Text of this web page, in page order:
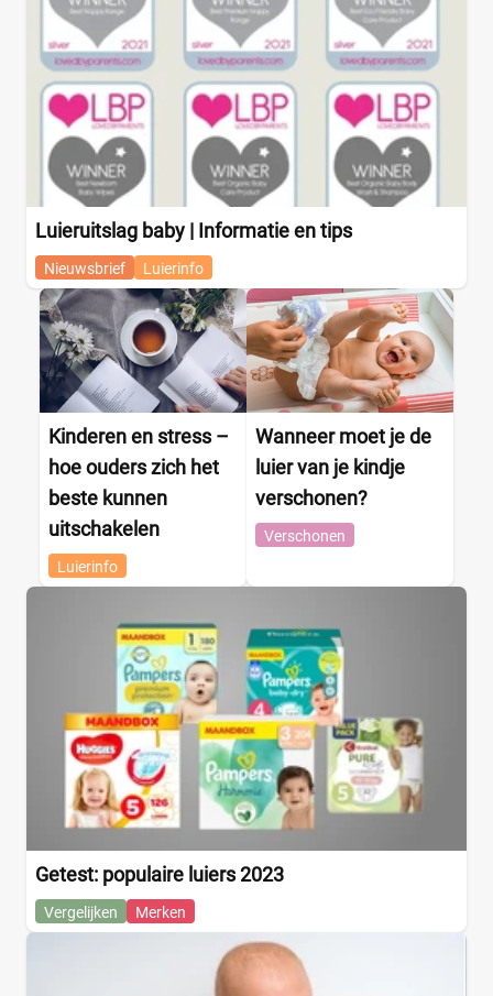
Drogist
Etos
Kruidvat
Trekpleister
Supermarkt
Albert Heijn
Aldi
Boon's Markt
Dekamarkt
▼ +9 meer
Webshop
(0)
Amazon (0)
Babydrogist
BigGreenSmile (0)
Bol
▼ +9 meer
Luieruitslag baby | Informatie en tips
Nieuwsbrief Luierinfo
Kinderen en stress –
hoe ouders zich het
beste kunnen
uitschakelen
Luierinfo
Wanneer moet je de
luier van je kindje
verschonen?
Verschonen
Getest: populaire luiers 2023
Vergelijken Merken